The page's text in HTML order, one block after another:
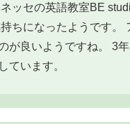
ッセの英語教室BE
ちになったようです。
が良いようですね。 3
ています。